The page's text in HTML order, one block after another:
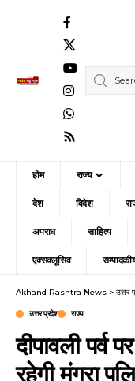
होम राज्य
देश विदेश
अपराध साहित्य
एक्सक्लूसिव
Akhand Rashtra News > उत्तर
उत्तर प्रदेश राज्य
दीपावली पर्व
रहेगी मुंगरा